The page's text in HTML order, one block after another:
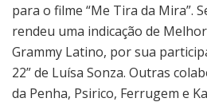
para o filme “Me Tira da Mira”.
rendeu uma indicação de
Grammy Latino, por sua
22” de Luísa Sonza. Outras
da Penha, Psirico, Ferrugem e